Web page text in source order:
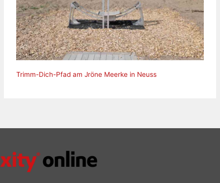
Trimm-Dich-Pfad am Jröne Meerke in Neuss